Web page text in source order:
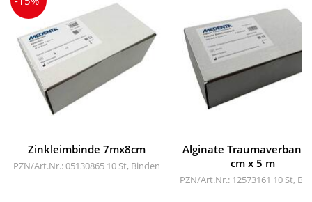
Zinkleimbinde 7mx8cm
PZN/Art.Nr.: 05130865 10 St, Binden
Alginate Traumaverband
cm x 5 m
PZN/Art.Nr.: 12573161 10 St,